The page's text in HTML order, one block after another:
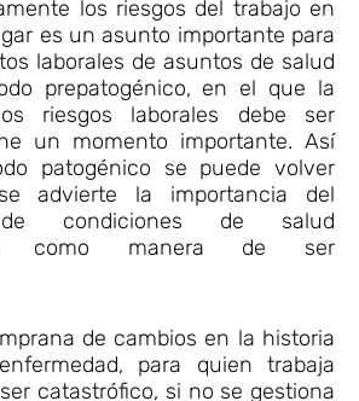
los riesgos del trabajo en
es un asunto importante para
laborales de asuntos de salud
prepatogénico, en el que la
riesgos laborales debe ser
un momento importante. Así
patogénico se puede volver
advierte la importancia del
de condiciones de salud
como manera de ser
de cambios en la historia
para quien trabaja
catastrófico, si no se gestiona